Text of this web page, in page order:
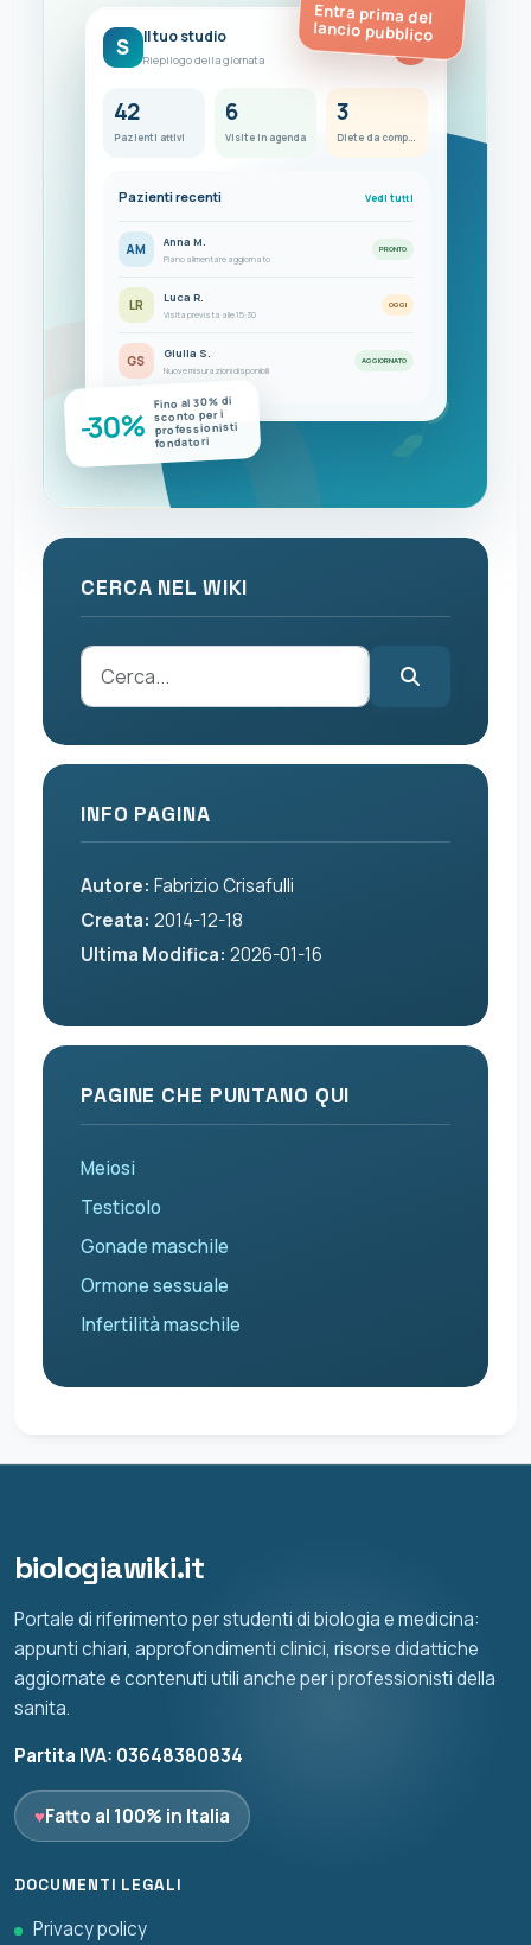
Entra prima del
lancio pubblico
S Il tuo studio
Riepilogo della giornata
FC
42
Pazienti attivi
6
Visite in agenda
3
Pazienti recenti Vedi tutti
AM Anna M.
Piano alimentare aggiornato
PRONTO
LR Luca R.
Visita prevista alle 15:30
OGGI
GS Giulia S.
Nuove misurazioni disponibili
AGGIORNATO
-30%
Fino al 30% di
sconto per i
professionisti
fondatori
CERCA NEL WIKI
INFO PAGINA
Autore: Fabrizio Crisafulli
Creata: 2014-12-18
Ultima Modifica: 2026-01-16
PAGINE CHE PUNTANO QUI
Meiosi
Testicolo
Gonade maschile
Ormone sessuale
Infertilità maschile
biologiawiki.it
Portale di riferimento per studenti di biologia e medicina:
appunti chiari, approfondimenti clinici, risorse didattiche
aggiornate e contenuti utili anche per i professionisti della
sanita.
Partita IVA: 03648380834
♥Fatto al 100% in Italia
DOCUMENTI LEGALI
Privacy policy